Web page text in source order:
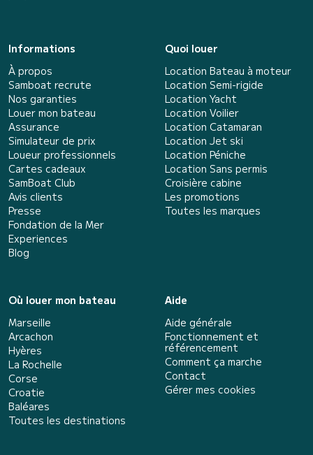
Informations
À propos
Samboat recrute
Nos garanties
Louer mon bateau
Assurance
Simulateur de prix
Loueur professionnels
Cartes cadeaux
SamBoat Club
Avis clients
Presse
Fondation de la Mer
Experiences
Blog
Quoi louer
Location Bateau à moteur
Location Semi-rigide
Location Yacht
Location Voilier
Location Catamaran
Location Jet ski
Location Péniche
Location Sans permis
Croisière cabine
Les promotions
Toutes les marques
Où louer mon bateau
Marseille
Arcachon
Hyères
La Rochelle
Corse
Croatie
Baléares
Toutes les destinations
Aide
Aide générale
Fonctionnement et
référencement
Comment ça marche
Contact
Gérer mes cookies